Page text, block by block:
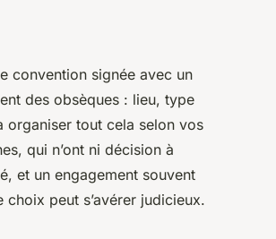
convention signée avec un
des obsèques : lieu, type
organiser tout cela selon vos
qui n’ont ni décision à
et un engagement souvent
peut s’avérer judicieux.